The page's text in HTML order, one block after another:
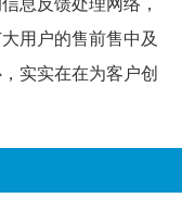
息反馈处理网络，
用户的售前售中及
实实在在为客户创